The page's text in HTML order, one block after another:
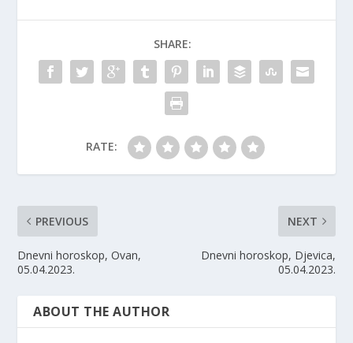
SHARE:
RATE:
PREVIOUS
Dnevni horoskop, Ovan,
05.04.2023.
NEXT
Dnevni horoskop, Djevica,
05.04.2023.
ABOUT THE AUTHOR